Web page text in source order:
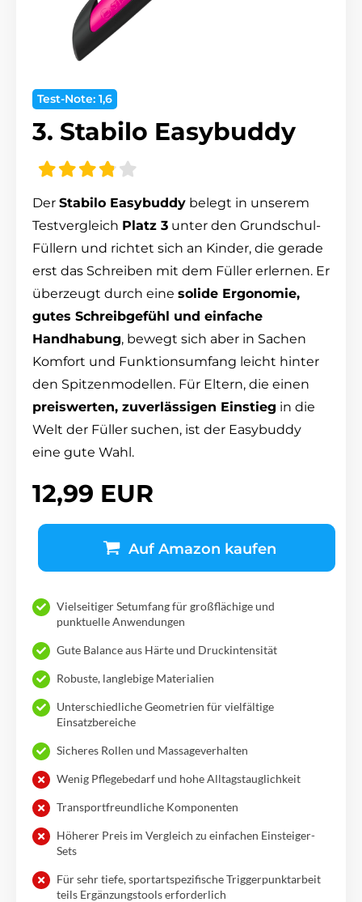
Test-Note: 1,6
3. Stabilo Easybuddy
Der Stabilo Easybuddy belegt in unserem
Testvergleich Platz 3 unter den Grundschul-
Füllern und richtet sich an Kinder, die gerade
erst das Schreiben mit dem Füller erlernen. Er
überzeugt durch eine solide Ergonomie,
gutes Schreibgefühl und einfache
Handhabung, bewegt sich aber in Sachen
Komfort und Funktionsumfang leicht hinter
den Spitzenmodellen. Für Eltern, die einen
preiswerten, zuverlässigen Einstieg in die
Welt der Füller suchen, ist der Easybuddy
eine gute Wahl.
12,99 EUR
Auf Amazon kaufen
Vielseitiger Setumfang für großflächige und
punktuelle Anwendungen
Gute Balance aus Härte und Druckintensität
Robuste, langlebige Materialien
Unterschiedliche Geometrien für vielfältige
Einsatzbereiche
Sicheres Rollen und Massageverhalten
Wenig Pflegebedarf und hohe Alltagstauglichkeit
Transportfreundliche Komponenten
Höherer Preis im Vergleich zu einfachen Einsteiger-
Sets
Für sehr tiefe, sportartspezifische Triggerpunktarbeit
teils Ergänzungstools erforderlich